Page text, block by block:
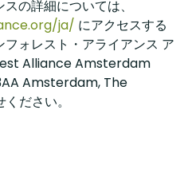
の詳細については、
ja/ にアクセスする
フォレスト・アライアンス ア
Alliance Amsterdam
Amsterdam, The
ださい。